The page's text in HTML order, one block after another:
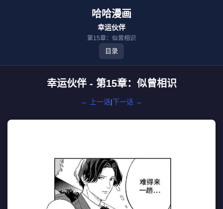
哈哈漫画
幸运伙伴
第15章：似曾相识
目录
幸运伙伴 - 第15章：似曾相识
← 上一话|下一话 →